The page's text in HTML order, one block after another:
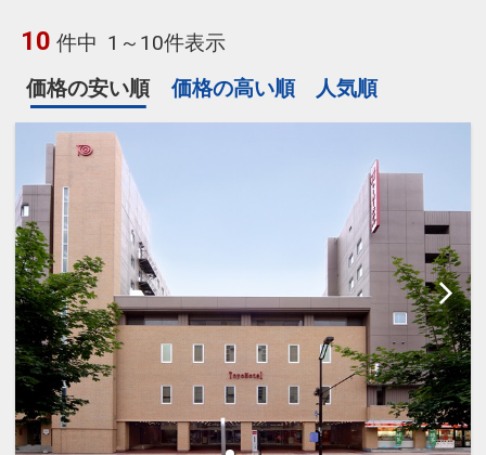
10 件中 1～10件表示
価格の安い順
価格の高い順 人気順